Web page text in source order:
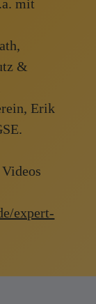
mit
&
, Erik
expert-